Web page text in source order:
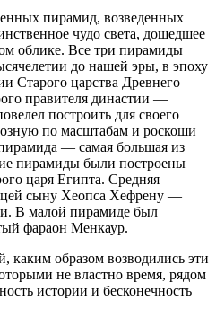
пирамид, возведенных
чудо света, дошедшее
облике. Все три пирамиды
до нашей эры, в эпоху
Старого царства Древнего
правителя династии —
построить для своего
по масштабам и роскоши
— самая большая из
пирамиды были построены
царя Египта. Средняя
сыну Хеопса Хефрену —
В малой пирамиде был
фараон Менкаур.
каким образом возводились эти
не властно время, рядом
истории и бесконечность